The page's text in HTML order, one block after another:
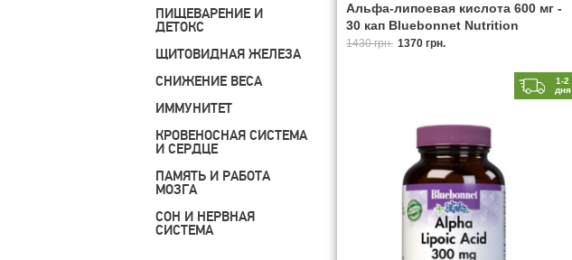
ПИЩЕВАРЕНИЕ И
ДЕТОКС
ЩИТОВИДНАЯ ЖЕЛЕЗА
СНИЖЕНИЕ ВЕСА
ИММУНИТЕТ
КРОВЕНОСНАЯ СИСТЕМА
И СЕРДЦЕ
ПАМЯТЬ И РАБОТА
МОЗГА
СОН И НЕРВНАЯ
СИСТЕМА
Альфа-липоевая кислота 600 мг -
30 кап Bluebonnet Nutrition
1430 грн. 1370 грн.
1-2
дня